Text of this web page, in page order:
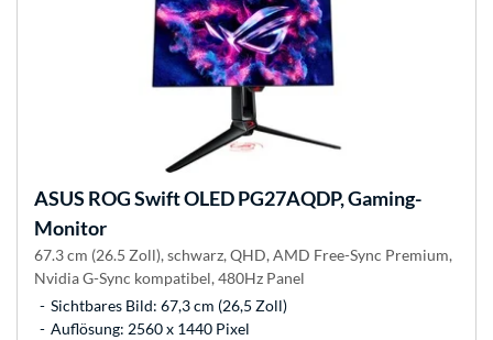
ASUS ROG Swift OLED PG27AQDP, Gaming-
Monitor
67.3 cm (26.5 Zoll), schwarz, QHD, AMD Free-Sync Premium,
Nvidia G-Sync kompatibel, 480Hz Panel
Sichtbares Bild: 67,3 cm (26,5 Zoll)
Auflösung: 2560 x 1440 Pixel